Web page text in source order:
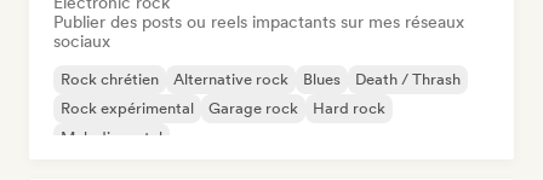
Publier des posts ou reels impactants sur mes réseaux
sociaux
Rock chrétien Alternative rock Blues
Death / Thrash
Rock expérimental
Garage rock
Hard rock
Melodic metal